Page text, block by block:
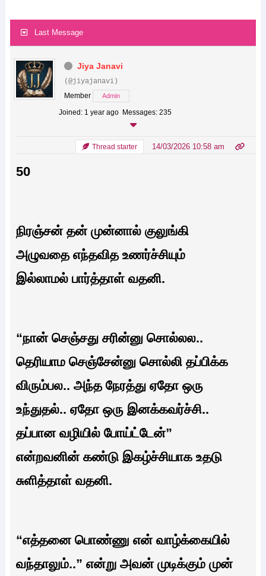
Last Message
Jiya Janavi
(@jiyajanavi)
Member
Admin
Joined: 1 year ago Messages: 235
Thread starter 14/03/2026 10:58 am
50
நிரஞ்சன் தன் முன்னால் குலுங்கி
அழுவதை எந்தவித உணர்ச்சியும்
இல்லாமல் பார்த்தாள் வதனி.
“நான் செஞ்சது சரின்னு சொல்லல..
தெரியாம செஞ்சேன்னு சொல்லி தப்பிக்க
விரும்பல.. அந்த நேரத்து ஏதோ ஒரு‌
உந்துதல்.. ஏதோ ஒரு இனக்கவர்ச்சி..
தப்பான வழியில் போய்ட்டேன்”
என்றவனின் கண்டு இகழ்ச்சியாக உதடு
சுளித்தாள் வதனி.
“எத்தனை பொண்ணு என் வாழ்க்கையில்
வந்தாலும்..” என்று அவன் முடிக்கும் முன்